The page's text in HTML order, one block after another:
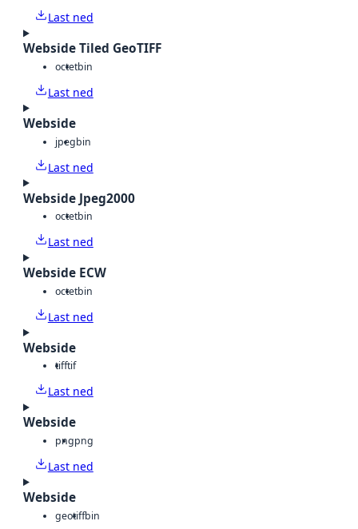
Last ned
Webside Tiled GeoTIFF
octetbin
Last ned
Webside
jpegbin
Last ned
Webside Jpeg2000
octetbin
Last ned
Webside ECW
octetbin
Last ned
Webside
tifftif
Last ned
Webside
pngpng
Last ned
Webside
geotiffbin